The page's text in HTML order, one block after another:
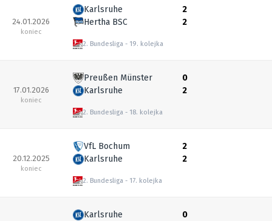
24.01.2026
koniec
Karlsruhe
Hertha BSC
2. Bundesliga 19. kolejka
2
2
17.01.2026
koniec
Preußen Münster
Karlsruhe
2. Bundesliga 18. kolejka
0
2
20.12.2025
koniec
VfL Bochum
Karlsruhe
2. Bundesliga 17. kolejka
2
2
Karlsruhe
0